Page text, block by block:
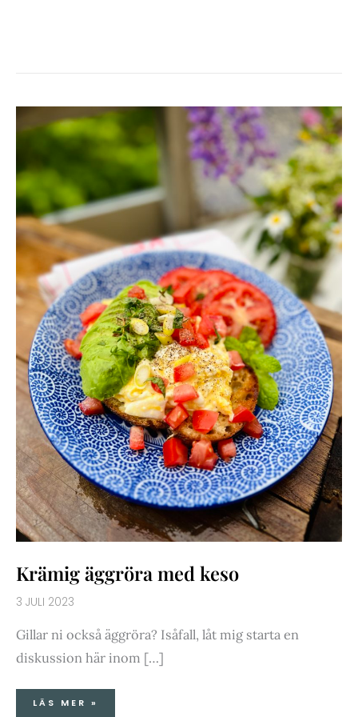
Krämig äggröra med keso
3 JULI 2023
Gillar ni också äggröra? Isåfall, låt mig starta en
diskussion här inom […]
KRÄMIG
ÄGGRÖRA
MED
KESO
LÄS MER »